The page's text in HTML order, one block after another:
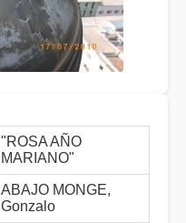
"ROSA AÑO
MARIANO"
ABAJO MONGE,
Gonzalo